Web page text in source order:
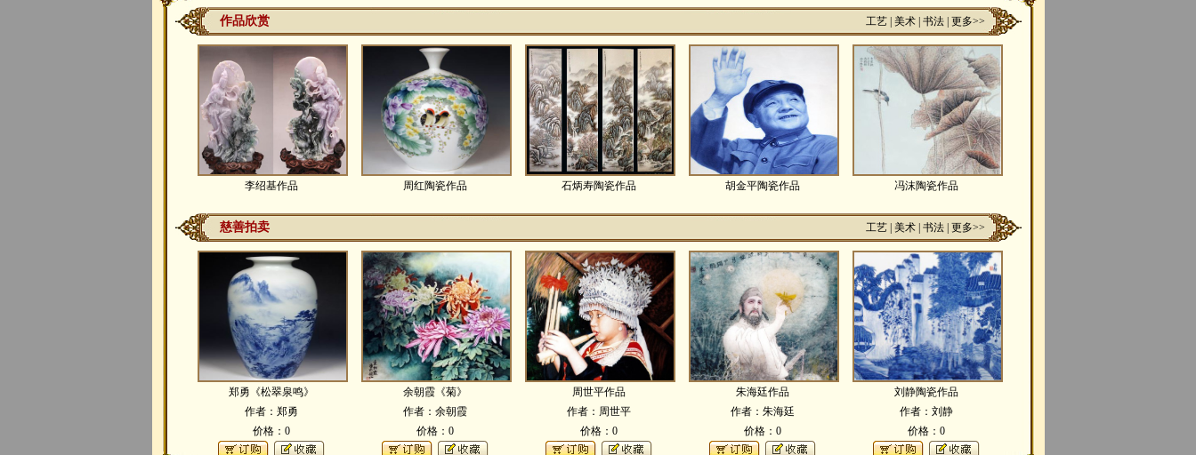
作品欣赏 工艺| 美术| 书法| 更多>>
李绍基作品 周红陶瓷作品 石炳寿陶瓷作品 胡金平陶瓷作品 冯沫陶瓷作品
慈善拍卖 工艺| 美术| 书法| 更多>>
郑勇《松翠泉鸣》
作者：郑勇
价格：0
余朝霞《菊》
作者：余朝霞
价格：0
周世平作品
作者：周世平
价格：0
朱海廷作品
作者：朱海廷
价格：0
刘静陶瓷作品
作者：刘静
价格：0